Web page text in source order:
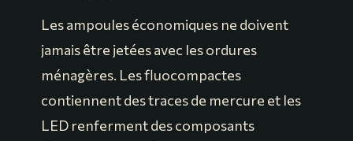
Les ampoules économiques ne doivent
jamais être jetées avec les ordures
ménagères. Les fluocompactes
contiennent des traces de mercure et les
LED renferment des composants